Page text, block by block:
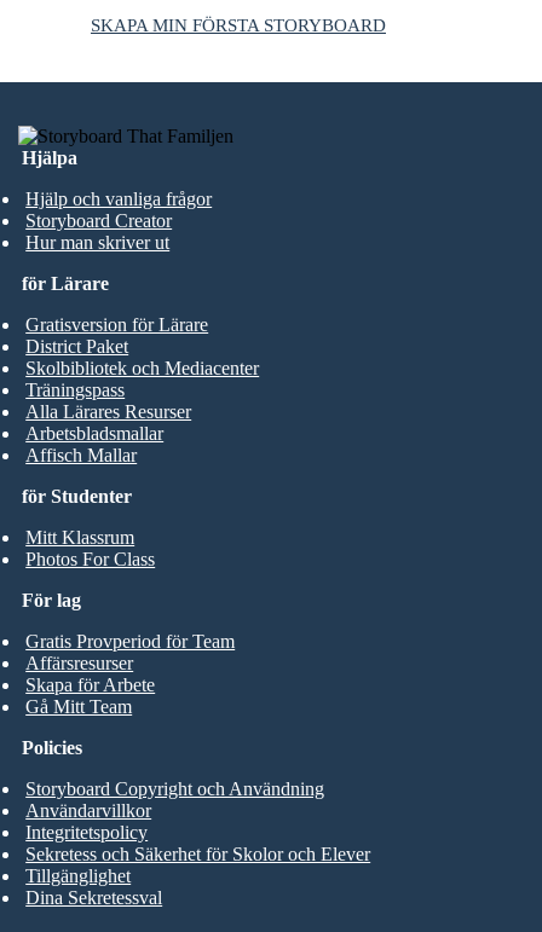
SKAPA MIN FÖRSTA STORYBOARD
Hjälpa
Hjälp och vanliga frågor
Storyboard Creator
Hur man skriver ut
för Studenter
Mitt Klassrum
Photos For Class
för Lärare
Gratisversion för Lärare
District Paket
Skolbibliotek och Mediacenter
Träningspass
Alla Lärares Resurser
Arbetsbladsmallar
Affisch Mallar
För lag
Gratis Provperiod för Team
Affärsresurser
Skapa för Arbete
Gå Mitt Team
Policies
Storyboard Copyright och Användning
Användarvillkor
Integritetspolicy
Sekretess och Säkerhet för Skolor och Elever
Tillgänglighet
Dina Sekretessval